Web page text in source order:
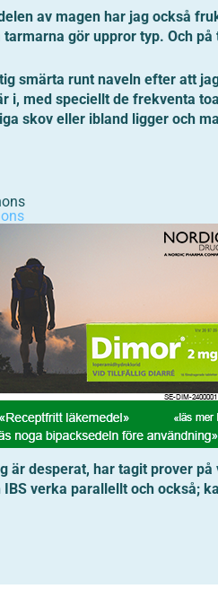
av magen har jag också
gör uppror typ. Och
smärta runt naveln efter att
i, med speciellt de frekventa
skov eller ibland ligger och
är desperat, har tagit prover
verka parallellt och också;